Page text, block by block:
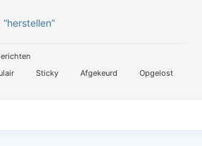
Sticky Afgekeurd
Opgelost